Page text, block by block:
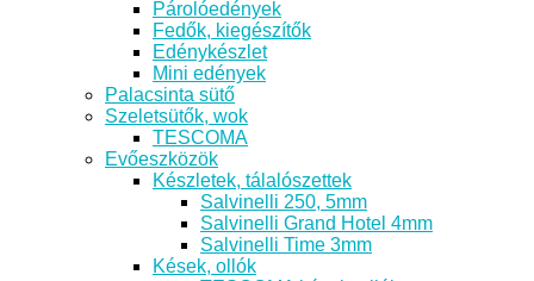
Párolóedények
Fedők, kiegészítők
Edénykészlet
Mini edények
Palacsinta sütő
Szeletsütők, wok
TESCOMA
Evőeszközök
Készletek, tálalószettek
Salvinelli 250, 5mm
Salvinelli Grand Hotel 4mm
Salvinelli Time 3mm
Kések, ollók